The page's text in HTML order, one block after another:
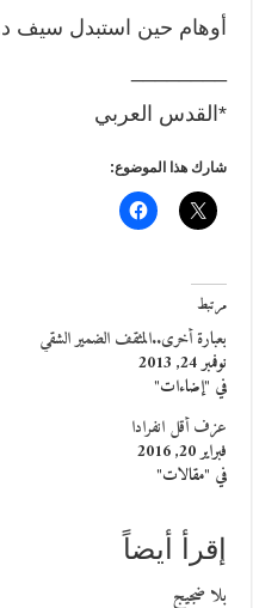
أوهام حين استبدل سيف
*القدس العربي
شارك هذا الموضوع:
مرتبط
بعبارة أخرى..المثقف الضمير الشقي
نوفمبر 24, 2013
في "إضاءات"
عزف أقل انفرادا
فبراير 20, 2016
في "مقالات"
إقرأ أيضاً
بلا ضجيج